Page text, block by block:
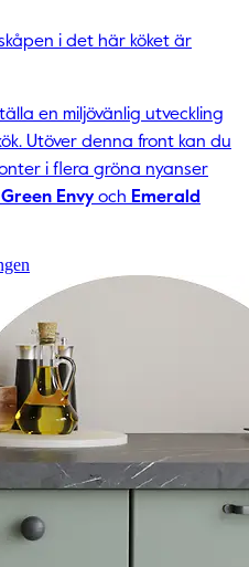
i det här köket är
en miljövänlig utveckling
Utöver denna front kan du
i flera gröna nyanser
Envyoch Emerald